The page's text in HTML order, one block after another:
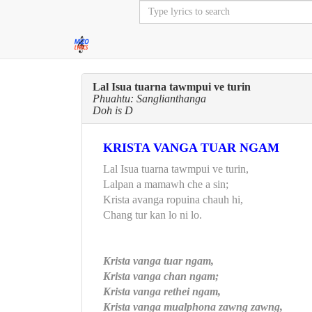
Lal Isua tuarna tawmpui ve turin
Phuahtu: Sanglianthanga
Doh is D
KRISTA VANGA TUAR NGAM
Lal Isua tuarna tawmpui ve turin,
Lalpan a mamawh che a sin;
Krista avanga ropuina chauh hi,
Chang tur kan lo ni lo.
Krista vanga tuar ngam,
Krista vanga chan ngam;
Krista vanga rethei ngam,
Krista vanga mualphona zawng zawng,